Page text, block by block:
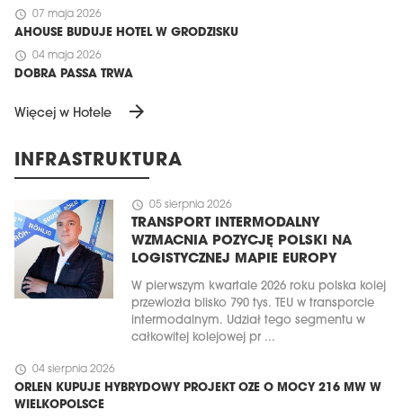
schedule 07 maja 2026
AHOUSE BUDUJE HOTEL W GRODZISKU
schedule 04 maja 2026
DOBRA PASSA TRWA
Więcej w Hotele arrow_forward
INFRASTRUKTURA
schedule 05 sierpnia 2026
TRANSPORT INTERMODALNY
WZMACNIA POZYCJĘ POLSKI NA
LOGISTYCZNEJ MAPIE EUROPY
W pierwszym kwartale 2026 roku polska kolej
przewiozła blisko 790 tys. TEU w transporcie
intermodalnym. Udział tego segmentu w
całkowitej kolejowej pr ...
schedule 04 sierpnia 2026
ORLEN KUPUJE HYBRYDOWY PROJEKT OZE O MOCY 216 MW W
WIELKOPOLSCE